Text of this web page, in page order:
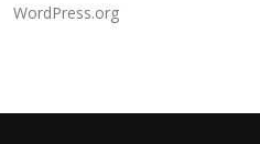
WordPress.org